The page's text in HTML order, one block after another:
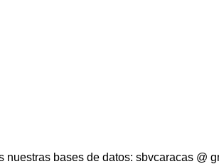
bases de datos: sbvcaracas @